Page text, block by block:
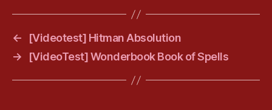
d
←
[Videotest] Hitman Absolution
→
[VideoTest] Wonderbook Book of Spells